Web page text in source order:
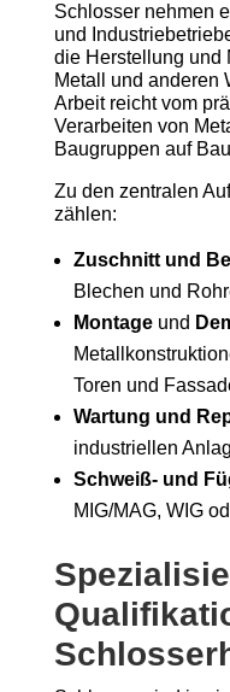
Schlosser nehmen
und
die Herstellung und
Metall und anderen
Arbeit reicht vom
Verarbeiten von
Baugruppen auf
Zu den zentralen
zählen:
Zuschnitt und
Blechen und
Montageund
Toren und
Wartung und
industriellen
Schweiß- und
MIG/MAG, WIG